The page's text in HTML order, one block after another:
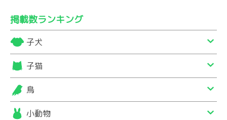
掲載数ランキング
子犬
子猫
鳥
小動物